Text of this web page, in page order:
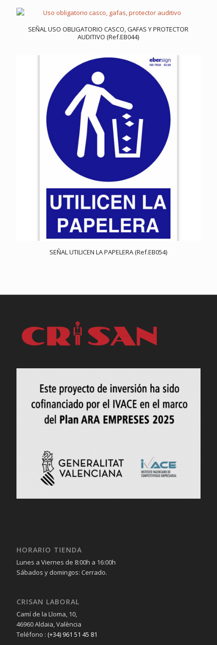
SEÑAL USO OBLIGATORIO CASCO, GAFAS Y PROTECTOR
AUDITIVO (Ref.EB044)
SEÑAL UTILICEN LA PAPELERA (Ref.EB054)
HORARIO TIENDA
Lunes a Viernes de 8:00h a 16:00h
Sábados y domingos: Cerrado.
CRISAN LABORAL
Camí de la Lloma, 10,
46960 Aldaia, València
Teléfono : (+34) 961 51 45 81